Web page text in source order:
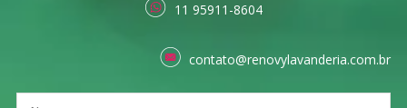
11 95911-8604
contato@renovylavanderia.com.br